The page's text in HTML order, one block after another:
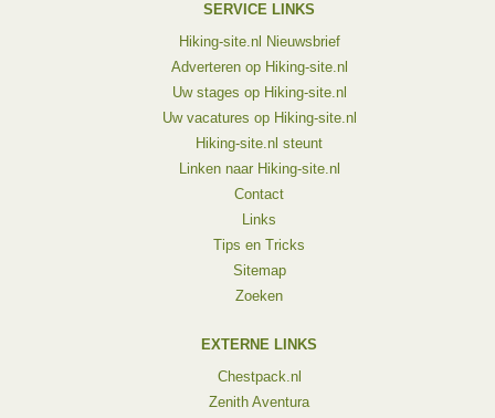
SERVICE LINKS
Hiking-site.nl Nieuwsbrief
Adverteren op Hiking-site.nl
Uw stages op Hiking-site.nl
Uw vacatures op Hiking-site.nl
Hiking-site.nl steunt
Linken naar Hiking-site.nl
Contact
Links
Tips en Tricks
Sitemap
Zoeken
EXTERNE LINKS
Chestpack.nl
Zenith Aventura